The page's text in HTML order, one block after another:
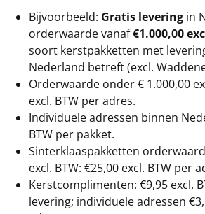
Bijvoorbeeld: Gratis levering in
orderwaarde vanaf€1.000,00
soort kerstpakketten met
Nederland betreft (excl.
Orderwaarde onder € 1.000,00
excl. BTW per adres.
Individuele adressen binnen
BTW per pakket.
Sinterklaaspakketten
excl. BTW: €25,00 excl. BTW per
Kerstcomplimenten: €9,95 excl.
levering; individuele adressen